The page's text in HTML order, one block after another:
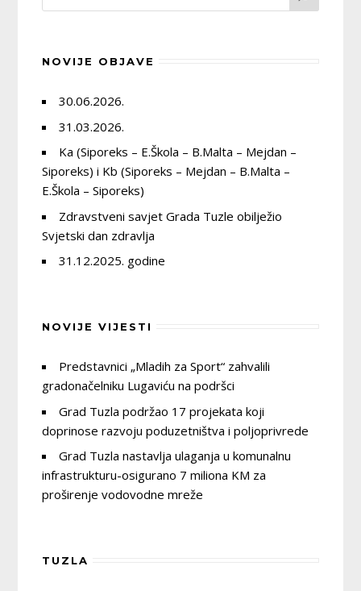
NOVIJE OBJAVE
30.06.2026.
31.03.2026.
Ka (Siporeks – E.Škola – B.Malta – Mejdan –
Siporeks) i Kb (Siporeks – Mejdan – B.Malta –
E.Škola – Siporeks)
Zdravstveni savjet Grada Tuzle obilježio
Svjetski dan zdravlja
31.12.2025. godine
NOVIJE VIJESTI
Predstavnici „Mladih za Sport“ zahvalili
gradonačelniku Lugaviću na podršci
Grad Tuzla podržao 17 projekata koji
doprinose razvoju poduzetništva i poljoprivrede
Grad Tuzla nastavlja ulaganja u komunalnu
infrastrukturu-osigurano 7 miliona KM za
proširenje vodovodne mreže
TUZLA